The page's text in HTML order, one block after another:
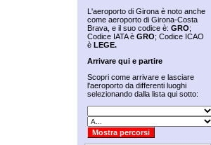
L'aeroporto di Girona è noto anche
come aeroporto di Girona-Costa
Brava, e il suo codice è: GRO;
Codice IATA è GRO; Codice ICAO
è LEGE.
Arrivare qui e partire
Scopri come arrivare e lasciare
l'aeroporto da differenti luoghi
selezionando dalla lista qui sotto: